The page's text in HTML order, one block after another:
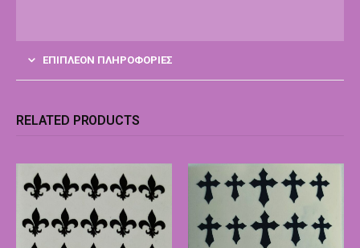
ΕΠΙΠΛΈΟΝ ΠΛΗΡΟΦΟΡΊΕΣ
RELATED PRODUCTS